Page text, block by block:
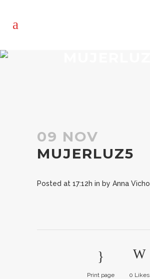
09 NOV
MUJERLUZ5
Posted at 17:12h in by Anna Vicho
Print page 0 Likes